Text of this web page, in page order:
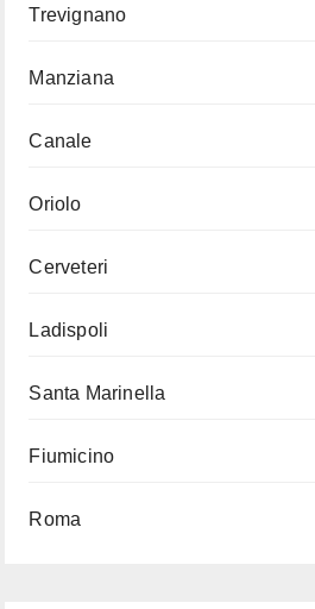
Trevignano
Manziana
Canale
Oriolo
Cerveteri
Ladispoli
Santa Marinella
Fiumicino
Roma